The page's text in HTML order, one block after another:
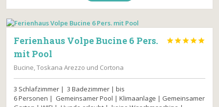
Ferienhaus Volpe Bucine 6 Pers.
mit Pool

Bucine, Toskana Arezzo und Cortona
3 Schlafzimmer | 3 Badezimmer | bis
6 Personen | Gemeinsamer Pool | Klimaanlage | Gemeinsamer